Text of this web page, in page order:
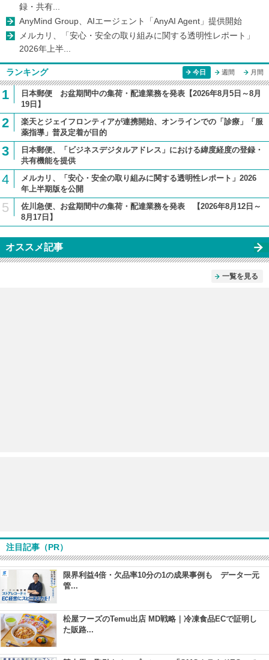
録・共有...
AnyMind Group、AIエージェント「AnyAI Agent」提供開始
メルカリ、「安心・安全の取り組みに関する透明性レポート」
2026年上半...
ランキング 今日 週間 月間
1
日本郵便 お盆期間中の集荷・配達業務を発表【2026年8月5日～8月
19日】
2
楽天とジェイフロンティアが連携開始、オンラインでの「診療」「服
薬指導」普及定着が目的
3
日本郵便、「ビジネスデジタルアドレス」における緯度経度の登録・
共有機能を提供
4
メルカリ、「安心・安全の取り組みに関する透明性レポート」2026
年上半期版を公開
5
佐川急便、お盆期間中の集荷・配達業務を発表 【2026年8月12日～
8月17日】
オススメ記事
一覧を見る
注目記事（PR）
限界利益4倍・欠品率10分の1の成果事例も データ一元
管...
松屋フーズのTemu出店 MD戦略｜冷凍食品ECで証明し
た販路...